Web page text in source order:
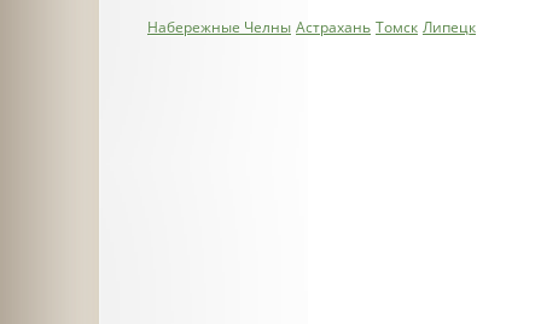
Набережные Челны Астрахань Томск Липецк